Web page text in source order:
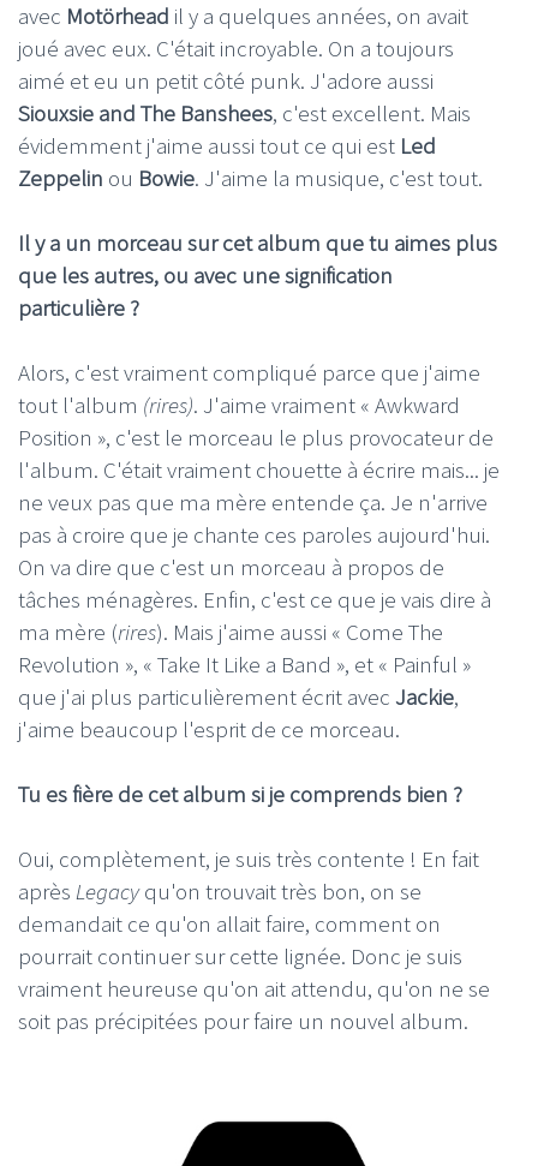
avec Motörhead il y a quelques années, on avait
joué avec eux. C'était incroyable. On a toujours
aimé et eu un petit côté punk. J'adore aussi
Siouxsie and The Banshees, c'est excellent. Mais
évidemment j'aime aussi tout ce qui est Led
Zeppelin ou Bowie. J'aime la musique, c'est tout.
Il y a un morceau sur cet album que tu aimes plus
que les autres, ou avec une signification
particulière ?
Alors, c'est vraiment compliqué parce que j'aime
tout l'album (rires). J'aime vraiment « Awkward
Position », c'est le morceau le plus provocateur de
l'album. C'était vraiment chouette à écrire mais... je
ne veux pas que ma mère entende ça. Je n'arrive
pas à croire que je chante ces paroles aujourd'hui.
On va dire que c'est un morceau à propos de
tâches ménagères. Enfin, c'est ce que je vais dire à
ma mère (rires). Mais j'aime aussi « Come The
Revolution », « Take It Like a Band », et « Painful »
que j'ai plus particulièrement écrit avec Jackie,
j'aime beaucoup l'esprit de ce morceau.
Tu es fière de cet album si je comprends bien ?
Oui, complètement, je suis très contente ! En fait
après Legacyqu'on trouvait très bon, on se
demandait ce qu'on allait faire, comment on
pourrait continuer sur cette lignée. Donc je suis
vraiment heureuse qu'on ait attendu, qu'on ne se
soit pas précipitées pour faire un nouvel album.